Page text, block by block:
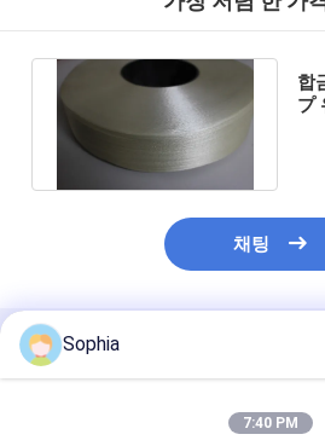
합
プ
채팅
추천된 제품
Sophia
7:40 PM